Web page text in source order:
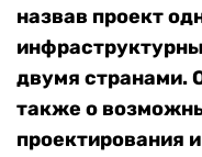
назвав проект
двумя странами.
также о
проектирования